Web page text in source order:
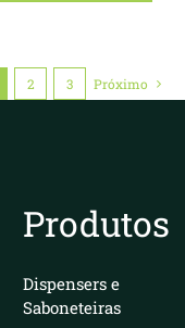
2 3 Próximo
Produtos
Dispensers e
Saboneteiras